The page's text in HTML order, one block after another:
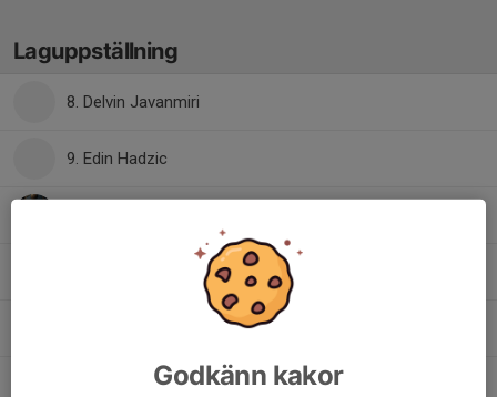
Laguppställning
8. Delvin Javanmiri
9. Edin Hadzic
17. Elton Brinkeback
Mohamed BarraniGodkänn kakor